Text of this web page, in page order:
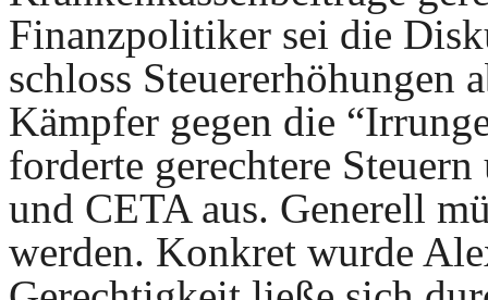
Finanzpolitiker sei die
schloss Steuererhöhungen
Kämpfer gegen die
forderte gerechtere
und CETA aus. Generell
werden. Konkret wurde